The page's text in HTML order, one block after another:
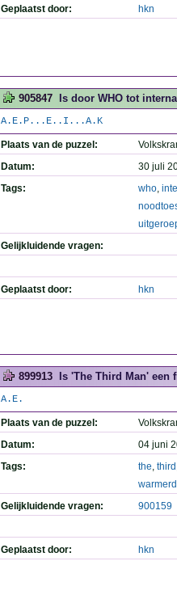
Geplaatst door: hkn
905847 Is door WHO tot
A.E.P...E..I...A.K
Plaats van de puzzel:
Datum:
30 juli
Tags:
who,
Gelijkluidende vragen:
Geplaatst door: hkn
899913 Is 'The Third Man' een
A.E.
Plaats van de puzzel:
Datum:
04 juni
Tags:
the, third
Gelijkluidende vragen:
900159
Geplaatst door: hkn